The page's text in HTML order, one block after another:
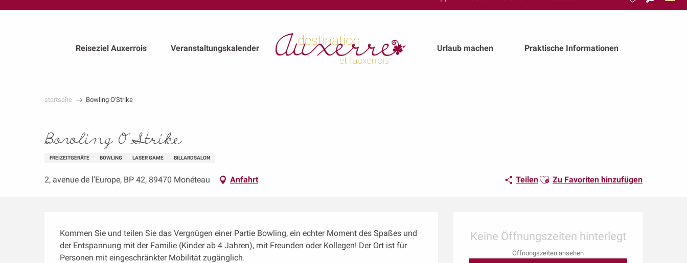
Suche
Reiseziel Auxerrois Veranstaltungskalender Urlaub machen Praktische Informationen
startseite Bowling O'Strike
Bowling O'Strike
FREIZEITGERÄTE BOWLING LASER GAME BILLARDSALON
2, avenue de l'Europe, BP 42, 89470 Monéteau Anfahrt TeilenAjouter aux favoris
Zu Favoriten hinzufügen
Öffnungszeiten &
Keine Öffnungszeiten hinterlegt
Öffnungszeiten ansehen
Beschreibung
Kommen Sie und teilen Sie das Vergnügen einer Partie Bowling, ein echter Moment des Spaßes und
der Entspannung mit der Familie (Kinder ab 4 Jahren), mit Freunden oder Kollegen! Der Ort ist für
Personen mit eingeschränkter Mobilität zugänglich.